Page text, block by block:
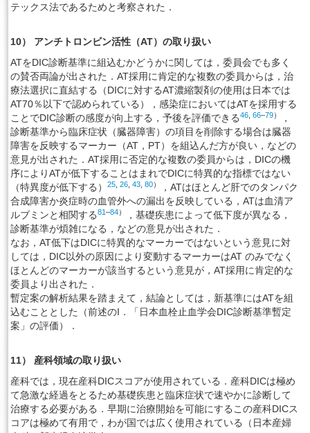
テックス法であるためと考察された．
10） アンチトロンビン活性（AT）の取り扱い
ATをDIC診断基準に組込むかどうかに関しては，委員会でも多く
の賛否両論が出された．AT採用に肯定的な複数の委員からは，治
療法選択に直結する（DICに対するAT濃縮製剤の使用は日本では
AT70％以下で認められている），感染症においてはATを採用する
ことでDIC診断の感度が向上する，予後を評価できる46 66–79）
，
診断基準から臨床症状（臓器障害）の項目を削除する場合は臓器
障害を反映するマーカー（AT，PT）を組込んだ方が良い，などの
意見が出された．AT採用に否定的な複数の委員からは，DICの機
序によりATが低下することはまれでDICに特異的な指標ではない
（特異度が低下する）
25 26 43 80）
，ATはほとんど肝でのタンパク
合成障害か炎症時の血管外への漏出を反映している，ATは血清ア
ルブミンと相関する81–84）
，基礎疾患によって低下度が異なる，
診断基準が煩雑になる，などの意見が出された．
なお，AT低下はDICに特異的なマーカーではないという意見に対
しては，DIC以外の原因により変動するマーカーはAT のみでなく
ほとんどのマーカーが該当するという意見が，AT採用に肯定的な
委員より出された．
暫定案の解析結果を踏まえて，結論としては，新基準にはATを組
込むこととした（前述のI．「日本血栓止血学会DIC診断基準暫定
案」の評価）．
11） 産科領域の取り扱い
産科では，現在産科DICスコアが使用されている．産科DICは極め
て急激な経過をとるため基礎疾患と臨床症状で速やかに診断して
治療する必要がある．早期に治療開始を可能にするこの産科DICス
コアは極めて有用で，わが国では広く使用されている（日本産婦